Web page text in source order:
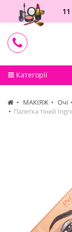
Категорії
МАКІЯЖ Очі
Палетка тіней